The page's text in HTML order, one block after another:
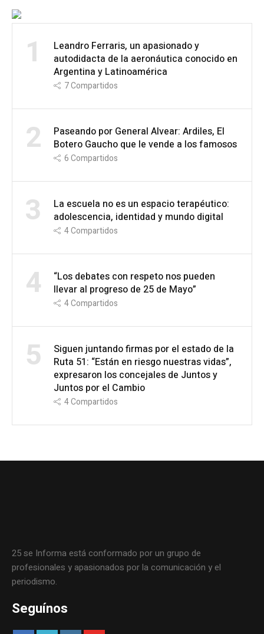
1
Leandro Ferraris, un apasionado y
autodidacta de la aeronáutica conocido en
Argentina y Latinoamérica
7Compartidos
2
Paseando por General Alvear: Ardiles, El
Botero Gaucho que le vende a los famosos
6Compartidos
3
La escuela no es un espacio terapéutico:
adolescencia, identidad y mundo digital
4Compartidos
4
“Los debates con respeto nos pueden
llevar al progreso de 25 de Mayo”
4Compartidos
5
Siguen juntando firmas por el estado de la
Ruta 51: “Están en riesgo nuestras vidas”,
expresaron los concejales de Juntos y
Juntos por el Cambio
4Compartidos
25 se Informa está conformado por un grupo de
profesionales y apasionados por la comunicación y el
periodismo.
Seguínos